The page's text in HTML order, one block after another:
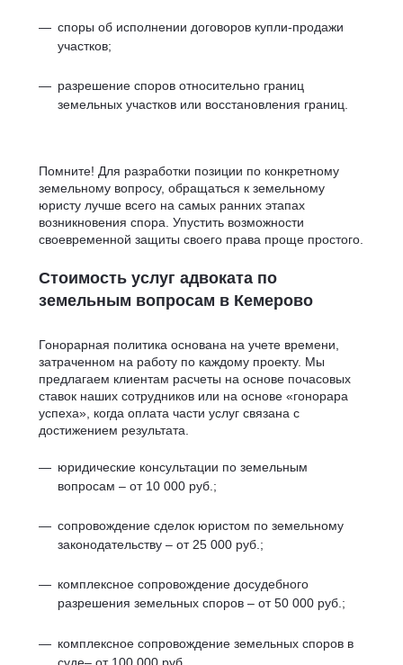
споры об исполнении договоров купли-продажи
участков;
разрешение споров относительно границ
земельных участков или восстановления границ.
Помните! Для разработки позиции по конкретному
земельному вопросу, обращаться к земельному
юристу лучше всего на самых ранних этапах
возникновения спора. Упустить возможности
своевременной защиты своего права проще простого.
Стоимость услуг адвоката по
земельным вопросам в Кемерово
Гонорарная политика основана на учете времени,
затраченном на работу по каждому проекту. Мы
предлагаем клиентам расчеты на основе почасовых
ставок наших сотрудников или на основе «гонорара
успеха», когда оплата части услуг связана с
достижением результата.
юридические консультации по земельным
вопросам – от 10 000 руб.;
сопровождение сделок юристом по земельному
законодательству – от 25 000 руб.;
комплексное сопровождение досудебного
разрешения земельных споров – от 50 000 руб.;
комплексное сопровождение земельных споров в
суде– от 100 000 руб.